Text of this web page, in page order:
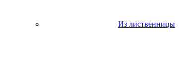
Из лиственницы